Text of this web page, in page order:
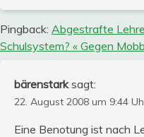
Pingback: Abgestrafte
Schulsystem? « Gegen
bärenstark sagt:
22. August 2008 um 9:44
Eine Benotung ist nach